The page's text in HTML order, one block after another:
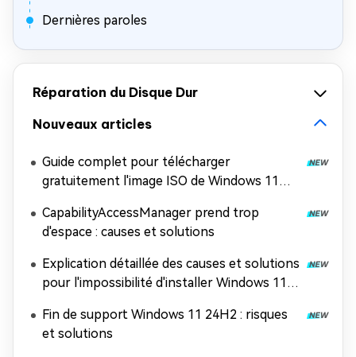
Dernières paroles
Réparation du Disque Dur
Nouveaux articles
Guide complet pour télécharger
gratuitement l'image ISO de Windows 11
CapabilityAccessManager prend trop
d'espace : causes et solutions
Explication détaillée des causes et solutions
pour l'impossibilité d'installer Windows 11
Fin de support Windows 11 24H2 : risques
et solutions